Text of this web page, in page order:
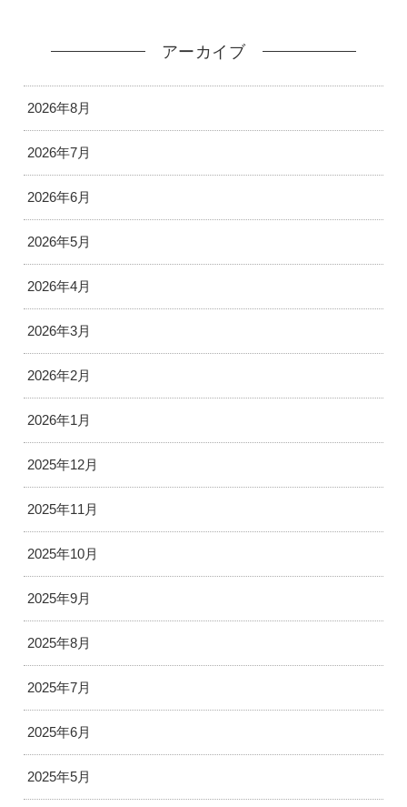
アーカイブ
2026年8月
2026年7月
2026年6月
2026年5月
2026年4月
2026年3月
2026年2月
2026年1月
2025年12月
2025年11月
2025年10月
2025年9月
2025年8月
2025年7月
2025年6月
2025年5月